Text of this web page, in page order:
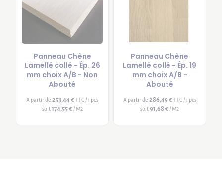
Panneau Chêne
Lamellé collé - Ép. 26
mm choix A/B - Non
Abouté
A partir de253,44 € TTC / 1 pcs
soit174,55 € / M2
Panneau Chêne
Lamellé collé - Ép. 19
mm choix A/B -
Abouté
A partir de 286,49 € TTC / 1 pcs
soit91,68 € / M2